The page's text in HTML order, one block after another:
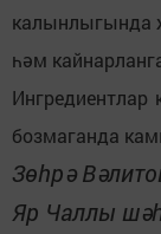
калынлыгында
һәм
Ингредиентлар
бозмаганда
Зөһрә
Яр Чаллы